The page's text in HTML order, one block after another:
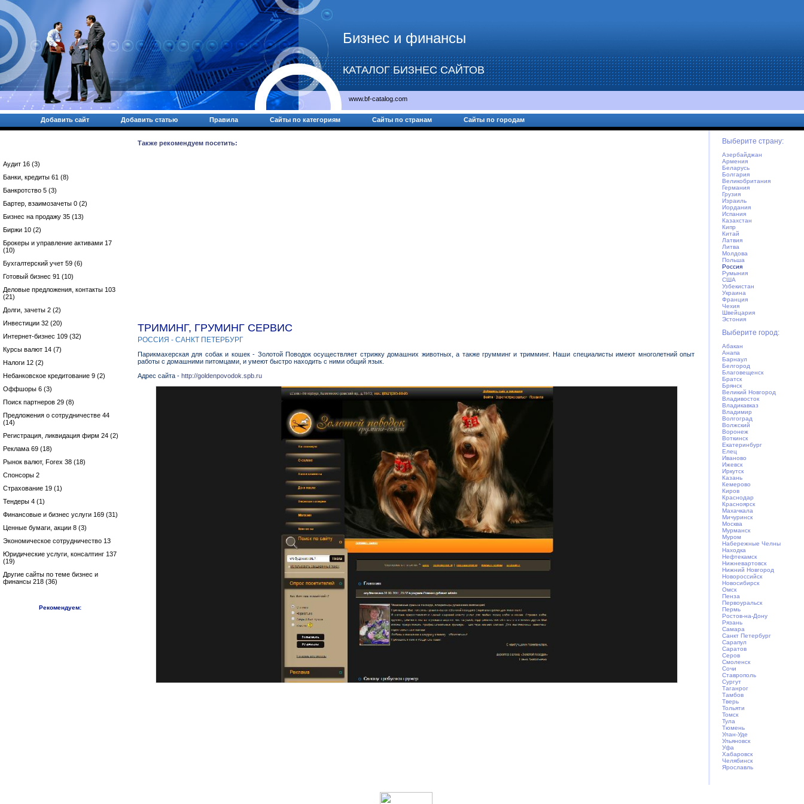
Бизнес и финансы
КАТАЛОГ БИЗНЕС САЙТОВ
www.bf-catalog.com
Добавить сайт Добавить статью Правила Сайты по категориям Сайты по странам Сайты по городам
Аудит 16 (3)
Банки, кредиты 61 (8)
Банкротство 5 (3)
Бартер, взаимозачеты 0 (2)
Бизнес на продажу 35 (13)
Биржи 10 (2)
Брокеры и управление активами 17
(10)
Бухгалтерский учет 59 (6)
Готовый бизнес 91 (10)
Деловые предложения, контакты 103
(21)
Долги, зачеты 2 (2)
Инвестиции 32 (20)
Интернет-бизнес 109 (32)
Курсы валют 14 (7)
Налоги 12 (2)
Небанковское кредитование 9 (2)
Оффшоры 6 (3)
Поиск партнеров 29 (8)
Предложения о сотрудничестве 44
(14)
Регистрация, ликвидация фирм 24 (2)
Реклама 69 (18)
Рынок валют, Forex 38 (18)
Спонсоры 2
Страхование 19 (1)
Тендеры 4 (1)
Финансовые и бизнес услуги 169 (31)
Ценные бумаги, акции 8 (3)
Экономическое сотрудничество 13
Юридические услуги, консалтинг 137
(19)
Другие сайты по теме бизнес и
финансы 218 (36)
Рекомендуем:
Также рекомендуем посетить:
ТРИМИНГ, ГРУМИНГ СЕРВИС
РОССИЯ - САНКТ ПЕТЕРБУРГ
Парикмахерская для собак и кошек - Золотой Поводок осуществляет стрижку домашних животных, а также грумминг и тримминг. Наши специалисты имеют многолетний опыт
работы с домашними питомцами, и умеют быстро находить с ними общий язык.
Адрес сайта - http://goldenpovodok.spb.ru
Выберите страну:
Азербайджан
Армения
Беларусь
Болгария
Великобритания
Германия
Грузия
Израиль
Иордания
Испания
Казахстан
Кипр
Китай
Латвия
Литва
Молдова
Польша
Россия
Румыния
США
Узбекистан
Украина
Франция
Чехия
Швейцария
Эстония
Выберите город:
Абакан
Анапа
Барнаул
Белгород
Благовещенск
Братск
Брянск
Великий Новгород
Владивосток
Владикавказ
Владимир
Волгоград
Волжский
Воронеж
Воткинск
Екатеринбург
Елец
Иваново
Ижевск
Иркутск
Казань
Кемерово
Киров
Краснодар
Красноярск
Махачкала
Мичуринск
Москва
Мурманск
Муром
Набережные Челны
Находка
Нефтекамск
Нижневартовск
Нижний Новгород
Новороссийск
Новосибирск
Омск
Пенза
Первоуральск
Пермь
Ростов-на-Дону
Рязань
Самара
Санкт Петербург
Сарапул
Саратов
Серов
Смоленск
Сочи
Ставрополь
Сургут
Таганрог
Тамбов
Тверь
Тольяти
Томск
Тула
Тюмень
Улан-Уде
Ульяновск
Уфа
Хабаровск
Челябинск
Ярослaвль